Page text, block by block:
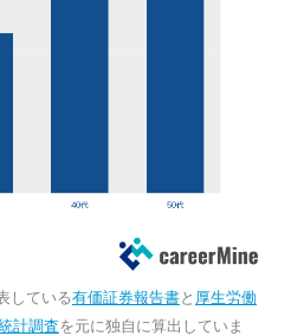
している有価証券報告書と 厚生労働
計調査を元に独自に算出していま